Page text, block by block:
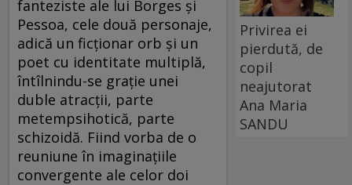
fanteziste ale lui Borges şi
Pessoa, cele două personaje,
adică un ficţionar orb şi un
poet cu identitate multiplă,
întîlnindu-se graţie unei
duble atracţii, parte
metempsihotică, parte
schizoidă. Fiind vorba de o
reuniune în imaginaţiile
convergente ale celor doi
Privirea ei
pierdută, de
copil
neajutorat
Ana Maria
SANDU